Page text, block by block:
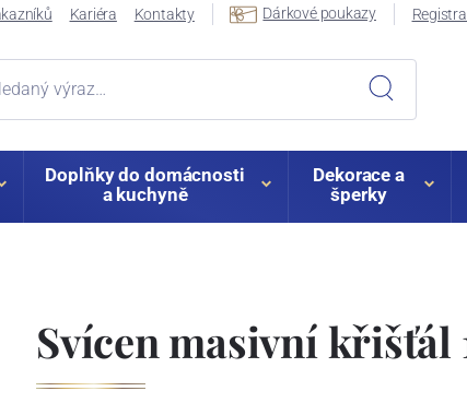
Kariéra Kontakty Dárkové poukazy
Doplňky do domácnosti
a kuchyně
Dekorace a
šperky
Svícen masivní křišťál